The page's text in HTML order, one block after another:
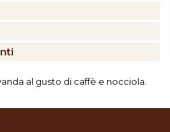
al gusto di caffè e nocciola.